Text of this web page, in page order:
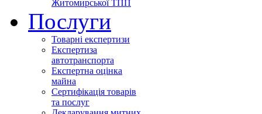
Житомирської ТПП
Послуги
Товарні експертизи
Експертиза
автотранспорта
Експертна оцінка
майна
Сертифікація товарів
та послуг